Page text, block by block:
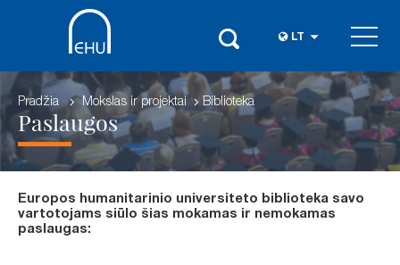
LT
Pradžia Mokslas ir projektai Biblioteka
Paslaugos
Europos humanitarinio universiteto biblioteka savo
vartotojams siūlo šias mokamas ir nemokamas
paslaugas: